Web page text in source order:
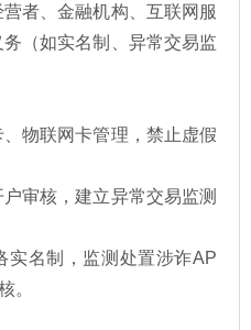
者、金融机构、互联网服
（如实名制、异常交易监
物联网卡管理，禁止虚假
审核，建立异常交易监测
实名制，监测处置涉诈AP
。